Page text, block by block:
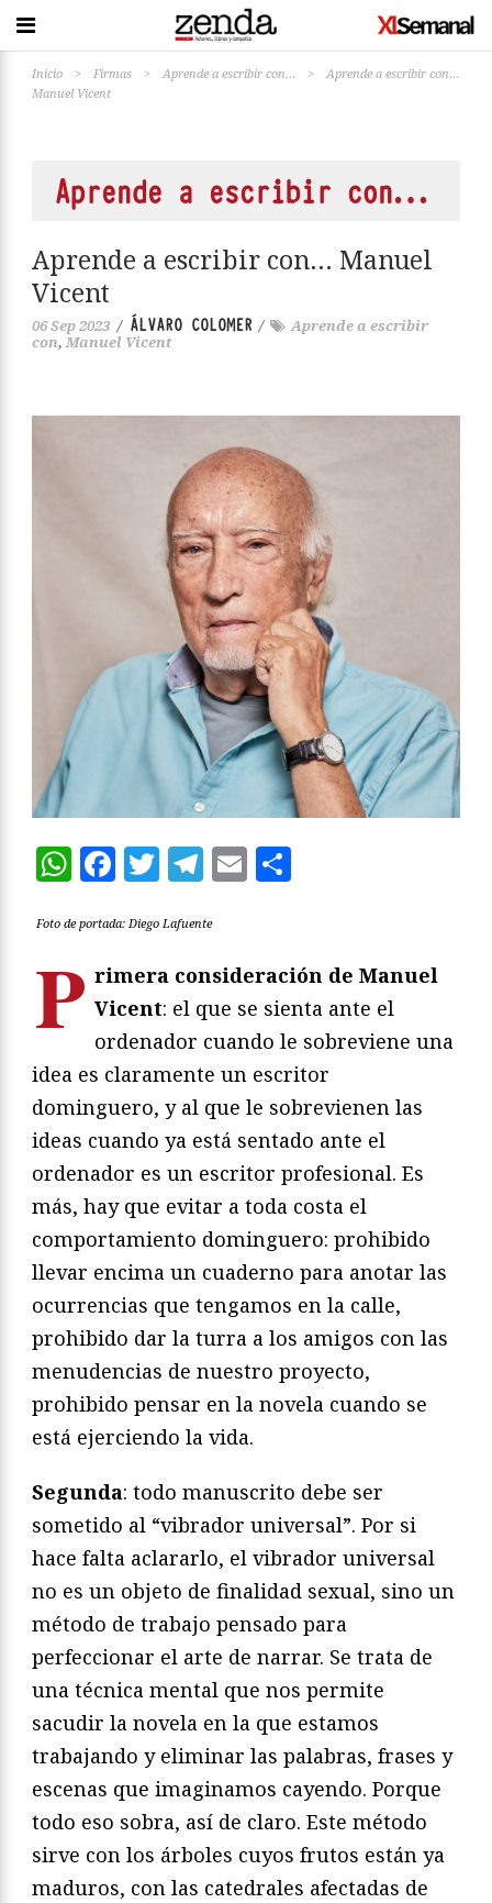
Inicio > Firmas > Aprende a escribir con… >
Aprende a escribir con…
Manuel Vicent
Aprende a escribir con…
Aprende a escribir con… Manuel
Vicent
06 Sep 2023 / ÁLVARO COLOMER /
Aprende a escribir
con, Manuel Vicent
WhatsApp
Facebook
Twitter
Telegram
Email
Foto de portada: Diego Lafuente
P rimera consideración de Manuel
Vicent: el que se sienta ante el
ordenador cuando le sobreviene una
idea es claramente un escritor
dominguero, y al que le sobrevienen las
ideas cuando ya está sentado ante el
ordenador es un escritor profesional. Es
más, hay que evitar a toda costa el
comportamiento dominguero: prohibido
llevar encima un cuaderno para anotar las
ocurrencias que tengamos en la calle,
prohibido dar la turra a los amigos con las
menudencias de nuestro proyecto,
prohibido pensar en la novela cuando se
está ejerciendo la vida.
Segunda: todo manuscrito debe ser
sometido al “vibrador universal”. Por si
hace falta aclararlo, el vibrador universal
no es un objeto de finalidad sexual, sino un
método de trabajo pensado para
perfeccionar el arte de narrar. Se trata de
una técnica mental que nos permite
sacudir la novela en la que estamos
trabajando y eliminar las palabras, frases y
escenas que imaginamos cayendo. Porque
todo eso sobra, así de claro. Este método
sirve con los árboles cuyos frutos están ya
maduros, con las catedrales afectadas de